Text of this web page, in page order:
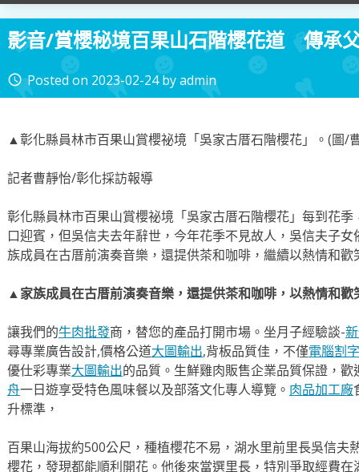
影音/賞櫻秘境百果山石階櫻花道 傳承
access_time Posted on 2023-02-24byadmin
▲彰化縣員林市百果山賞櫻祕境「吳家古厝石階櫻花」。(圖/
記者曹靜怡/彰化採訪報導
彰化縣員林市百果山賞櫻祕境「吳家古厝石階櫻花」每到花
口迎賓，但吳信夫去年辭世，今年花季不見故人，吳信夫子
族成員在古厝前演奏音樂，還提供茶和咖啡，繼續以熱情和歡
▲家族成員在古厝前演奏音樂，還提供茶和咖啡，以熱情和
讓我們的牛肉批發商，替您的產品打開市場。坐月子經驗談-
尋專業廣告設計,價格公道大圖輸出,背板品質佳，不僅電腦割字
優仕彩專業大圖輸出的品質。生鮮雞肉販售企業品質保證，歡
舟一日遊享受特色風味餐以及部落文化專人導覽。 肉品加工廠
升標準，
百果山海拔約500公尺，種植櫻花不易，湖水里前里長吳信夫
櫻花，發現都能順利開花。他後來當選里長，特別爭取經費